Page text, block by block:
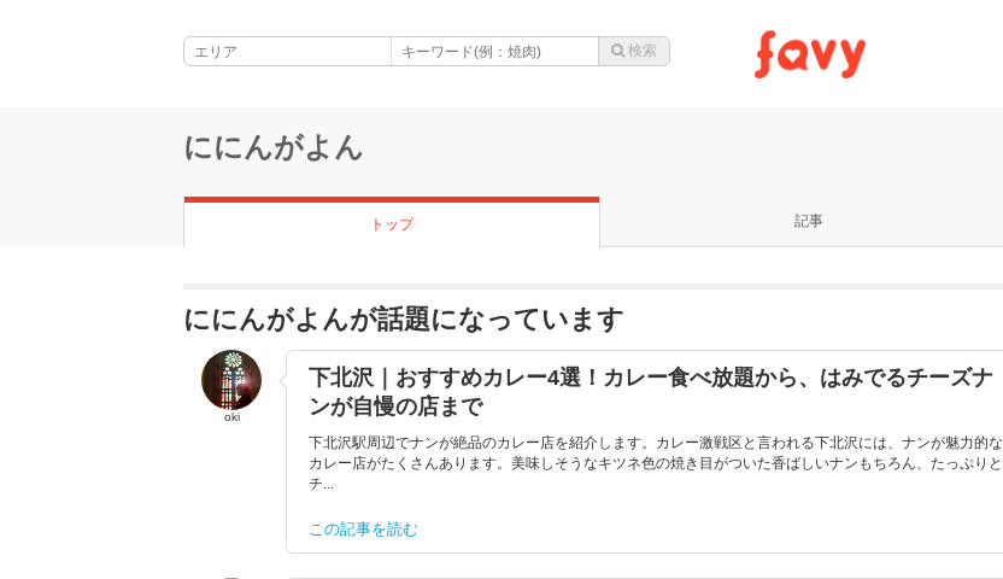
ににんがよん
トップ 記事
ににんがよんが話題になっています
oki
下北沢｜おすすめカレー4選！カレー食べ放題から、はみでるチーズナ
ンが自慢の店まで
下北沢駅周辺でナンが絶品のカレー店を紹介します。カレー激戦区と言われる下北沢には、ナンが魅力的な
カレー店がたくさんあります。美味しそうなキツネ色の焼き目がついた香ばしいナンもちろん、たっぷりと
チ...
この記事を読む